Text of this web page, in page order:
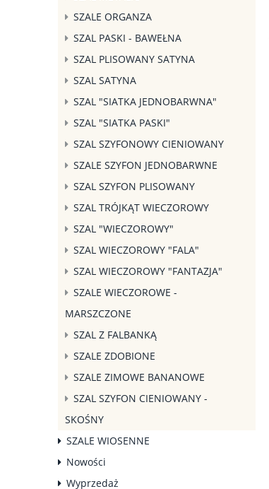
SZALE ORGANZA
SZAL PASKI - BAWEŁNA
SZAL PLISOWANY SATYNA
SZAL SATYNA
SZAL "SIATKA JEDNOBARWNA"
SZAL "SIATKA PASKI"
SZAL SZYFONOWY CIENIOWANY
SZALE SZYFON JEDNOBARWNE
SZAL SZYFON PLISOWANY
SZAL TRÓJKĄT WIECZOROWY
SZAL "WIECZOROWY"
SZAL WIECZOROWY "FALA"
SZAL WIECZOROWY "FANTAZJA"
SZALE WIECZOROWE -
MARSZCZONE
SZAL Z FALBANKĄ
SZALE ZDOBIONE
SZALE ZIMOWE BANANOWE
SZAL SZYFON CIENIOWANY -
SKOŚNY
SZALE WIOSENNE
Nowości
Wyprzedaż